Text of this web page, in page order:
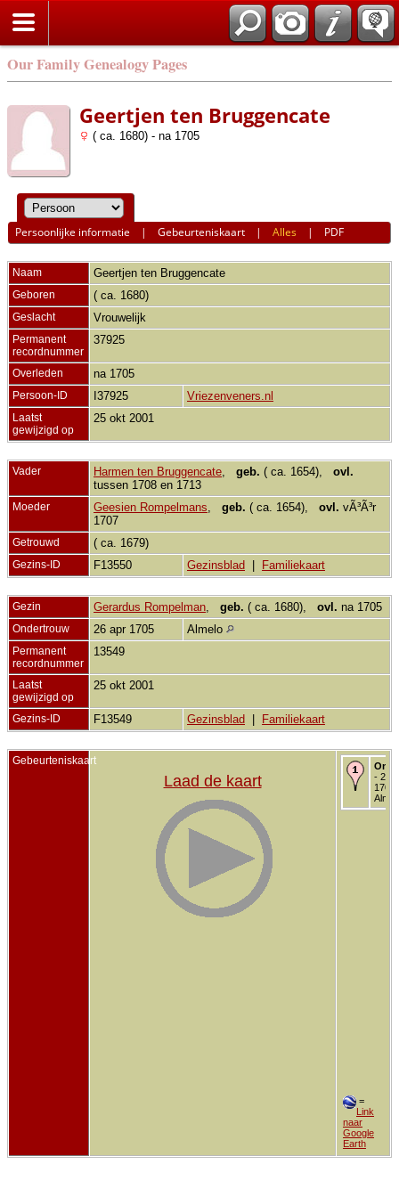
Our Family Genealogy Pages
Geertjen ten Bruggencate
( ca. 1680) - na 1705
Persoonlijke informatie |Gebeurteniskaart |Alles | PDF
Naam Geertjen ten Bruggencate
Geboren ( ca. 1680)
Geslacht Vrouwelijk
Permanent
recordnummer
37925
Overleden na 1705
Persoon-ID I37925 Vriezenveners.nl
Laatst
gewijzigd op
25 okt 2001
Vader Harmen ten Bruggencate geb. ( ca. 1654), ovl.
tussen 1708 en 1713
Moeder Geesien Rompelmans geb. ( ca. 1654), ovl. vÃ³Ã³r
1707
Getrouwd ( ca. 1679)
Gezins-ID F13550 Gezinsblad Familiekaart
Gezin Gerardus Rompelman geb. ( ca. 1680), ovl. na 1705
Ondertrouw 26 apr 1705 Almelo
Permanent
recordnummer
13549
Laatst
gewijzigd op
25 okt 2001
Gezins-ID F13549 Gezinsblad Familiekaart
Gebeurteniskaart
Laad de kaart
- 26
1705
=
Link
naar
Google
Earth